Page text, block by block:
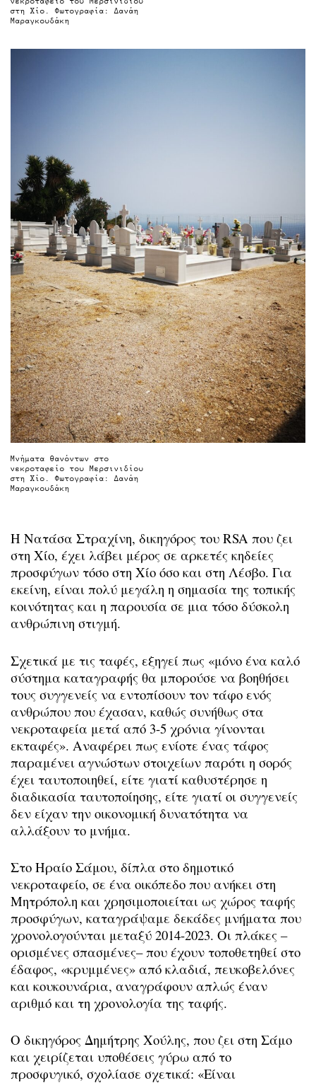
στη Χίο. Φωτογραφία: Δανάη
Μαραγκουδάκη
Μνήματα θανόντων στο
νεκροταφείο του Μερσινιδίου
στη Χίο. Φωτογραφία: Δανάη
Μαραγκουδάκη
Η Νατάσα Στραχίνη, δικηγόρος του RSA που ζει
στη Χίο, έχει λάβει μέρος σε αρκετές κηδείες
προσφύγων τόσο στη Χίο όσο και στη Λέσβο. Για
εκείνη, είναι πολύ μεγάλη η σημασία της τοπικής
κοινότητας και η παρουσία σε μια τόσο δύσκολη
ανθρώπινη στιγμή.
Σχετικά με τις ταφές, εξηγεί πως «μόνο ένα καλό
σύστημα καταγραφής θα μπορούσε να βοηθήσει
τους συγγενείς να εντοπίσουν τον τάφο ενός
ανθρώπου που έχασαν, καθώς συνήθως στα
νεκροταφεία μετά από 3-5 χρόνια γίνονται
εκταφές». Αναφέρει πως ενίοτε ένας τάφος
παραμένει αγνώστων στοιχείων παρότι η σορός
έχει ταυτοποιηθεί, είτε γιατί καθυστέρησε η
διαδικασία ταυτοποίησης, είτε γιατί οι συγγενείς
δεν είχαν την οικονομική δυνατότητα να
αλλάξουν το μνήμα.
Στο Ηραίο Σάμου, δίπλα στο δημοτικό
νεκροταφείο, σε ένα οικόπεδο που ανήκει στη
Μητρόπολη και χρησιμοποιείται ως χώρος ταφής
προσφύγων, καταγράψαμε δεκάδες μνήματα που
χρονολογούνται μεταξύ 2014-2023. Οι πλάκες –
ορισμένες σπασμένες– που έχουν τοποθετηθεί στο
έδαφος, «κρυμμένες» από κλαδιά, πευκοβελόνες
και κουκουνάρια, αναγράφουν απλώς έναν
αριθμό και τη χρονολογία της ταφής.
Ο δικηγόρος Δημήτρης Χούλης, που ζει στη Σάμο
και χειρίζεται υποθέσεις γύρω από το
προσφυγικό, σχολίασε σχετικά: «Είναι